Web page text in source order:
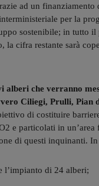
ad un finanziamento
per la
sostenibile; in tutto il
la cifra restante sarà
alberi che verranno
Ciliegi, Prulli, Pian
di costituire
e particolati in un’area
di questi inquinanti.
l’impianto di 24 alberi;